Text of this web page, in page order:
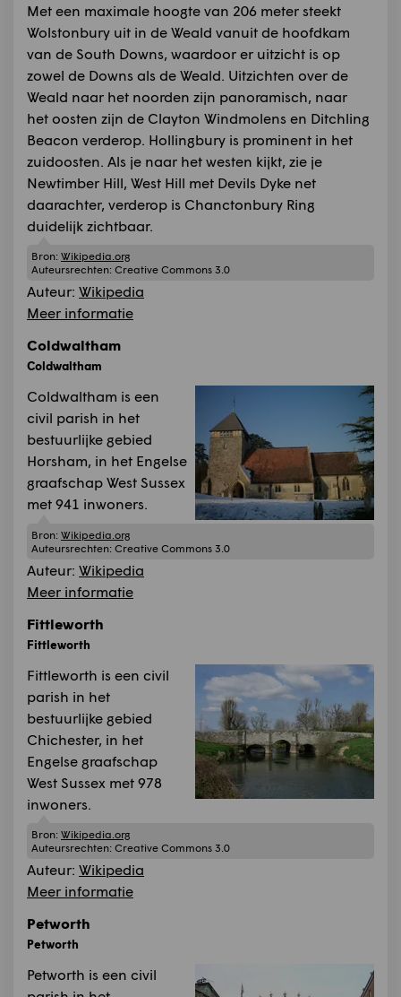
Met een maximale hoogte van 206 meter steekt
Wolstonbury uit in de Weald vanuit de hoofdkam
van de South Downs, waardoor er uitzicht is op
zowel de Downs als de Weald. Uitzichten over de
Weald naar het noorden zijn panoramisch, naar
het oosten zijn de Clayton Windmolens en Ditchling
Beacon verderop. Hollingbury is prominent in het
zuidoosten. Als je naar het westen kijkt, zie je
Newtimber Hill, West Hill met Devils Dyke net
daarachter, verderop is Chanctonbury Ring
duidelijk zichtbaar.
Bron: Wikipedia.org
Auteursrechten: Creative Commons 3.0
Auteur: Wikipedia
Meer informatie
Coldwaltham
Coldwaltham
Coldwaltham is een
civil parish in het
bestuurlijke gebied
Horsham, in het Engelse
graafschap West Sussex
met 941 inwoners.
Bron: Wikipedia.org
Auteursrechten: Creative Commons 3.0
Auteur: Wikipedia
Meer informatie
Fittleworth
Fittleworth
Fittleworth is een civil
parish in het
bestuurlijke gebied
Chichester, in het
Engelse graafschap
West Sussex met 978
inwoners.
Bron: Wikipedia.org
Auteursrechten: Creative Commons 3.0
Auteur: Wikipedia
Meer informatie
Petworth
Petworth
Petworth is een civil